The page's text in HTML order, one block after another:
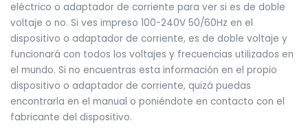
eléctrico o adaptador de corriente para ver si es de doble
voltaje o no. Si ves impreso 100-240V 50/60Hz en el
dispositivo o adaptador de corriente, es de doble voltaje y
funcionará con todos los voltajes y frecuencias utilizados en
el mundo. Si no encuentras esta información en el propio
dispositivo o adaptador de corriente, quizá puedas
encontrarla en el manual o poniéndote en contacto con el
fabricante del dispositivo.